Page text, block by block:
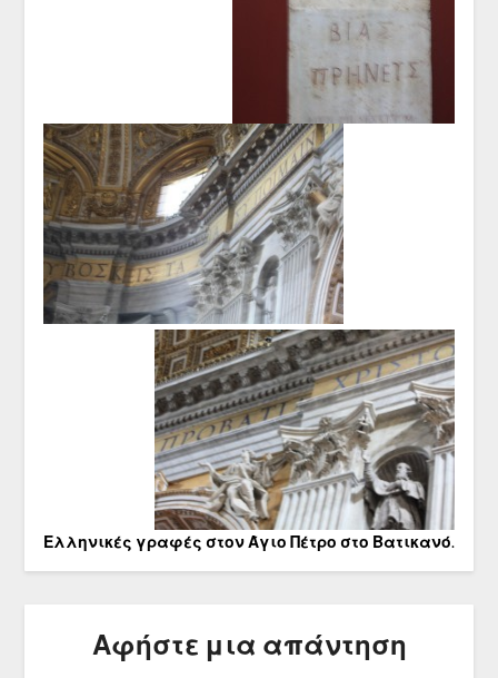
Ελληνικές γραφές στον Άγιο Πέτρο στο Βατικανό.
Αφήστε μια απάντηση